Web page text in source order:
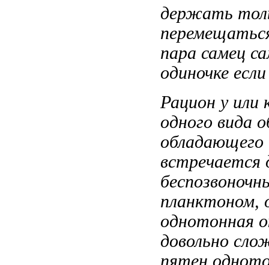
держать
пара самец
одиночке
Рацион у или
одного вида
встречается
планктоном,
однотонная
довольно
пятен